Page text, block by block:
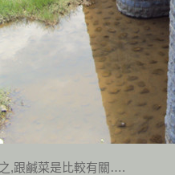
,跟鹹菜是比較有關….